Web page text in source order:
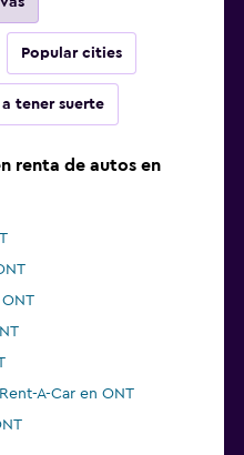
Popular cities
a tener suerte
renta de autos en
A-Car en ONT